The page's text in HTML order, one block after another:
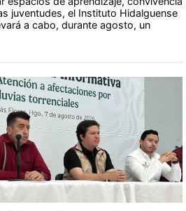
juventudes, el Instituto Hidalguense
a cabo, durante agosto, un